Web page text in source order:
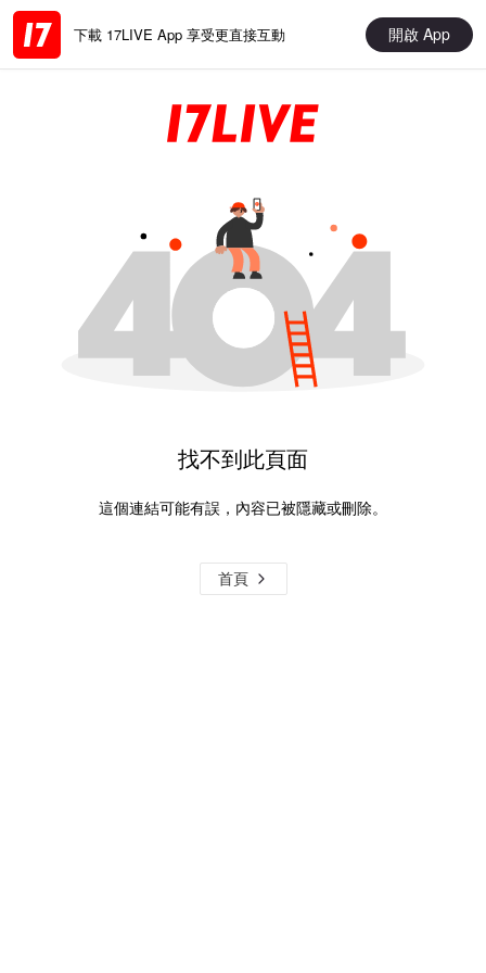
下載 17LIVE App 享受更直接互動 開啟 App
找不到此頁面
這個連結可能有誤，內容已被隱藏或刪除。
首頁